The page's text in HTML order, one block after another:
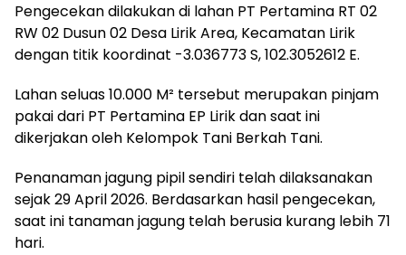
Pengecekan dilakukan di lahan PT Pertamina RT 02
RW 02 Dusun 02 Desa Lirik Area, Kecamatan Lirik
dengan titik koordinat -3.036773 S, 102.3052612 E.
Lahan seluas 10.000 M² tersebut merupakan pinjam
pakai dari PT Pertamina EP Lirik dan saat ini
dikerjakan oleh Kelompok Tani Berkah Tani.
Penanaman jagung pipil sendiri telah dilaksanakan
sejak 29 April 2026. Berdasarkan hasil pengecekan,
saat ini tanaman jagung telah berusia kurang lebih 71
hari.